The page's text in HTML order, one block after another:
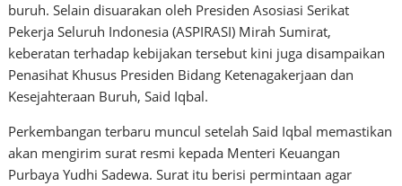
buruh. Selain disuarakan oleh Presiden Asosiasi Serikat
Pekerja Seluruh Indonesia (ASPIRASI) Mirah Sumirat,
keberatan terhadap kebijakan tersebut kini juga disampaikan
Penasihat Khusus Presiden Bidang Ketenagakerjaan dan
Kesejahteraan Buruh, Said Iqbal.
Perkembangan terbaru muncul setelah Said Iqbal memastikan
akan mengirim surat resmi kepada Menteri Keuangan
Purbaya Yudhi Sadewa. Surat itu berisi permintaan agar